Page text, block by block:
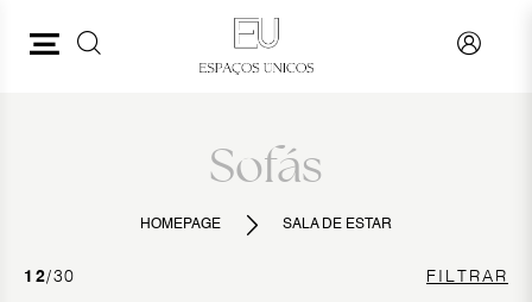
Sofás
HOMEPAGE SALA DE ESTAR
12/30 FILTRAR
PESQUISAR